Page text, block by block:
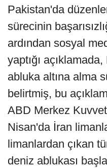
Pakistan'da
sürecinin
ardından sosyal
yaptığı
abluka altına alma
belirtmiş, bu
ABD Merkez
Nisan'da İran
limanlardan çıkan
deniz ablukası